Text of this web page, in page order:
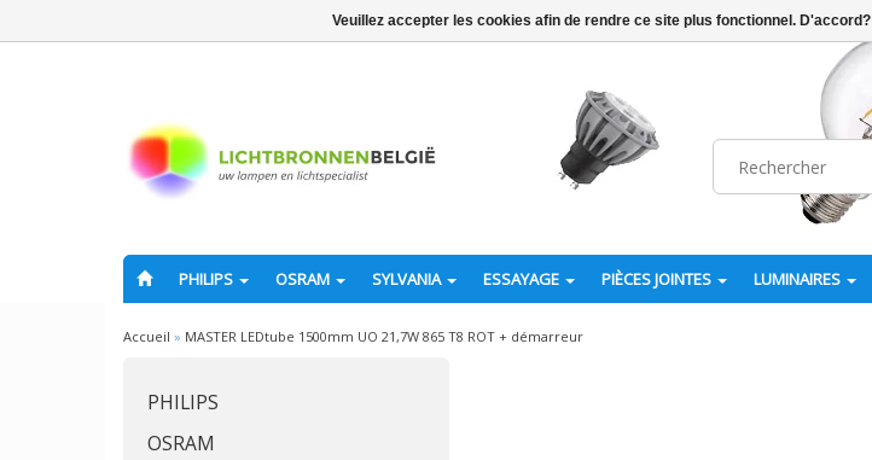
PHILIPS OSRAM SYLVANIA ESSAYAGE PIÈCES JOINTES LUMINAIRES
Accueil » MASTER LEDtube 1500mm UO 21,7W 865 T8 ROT + démarreur
PHILIPS
OSRAM
Veuillez accepter les cookies afin de rendre ce site plus fonctionnel. D'accord?